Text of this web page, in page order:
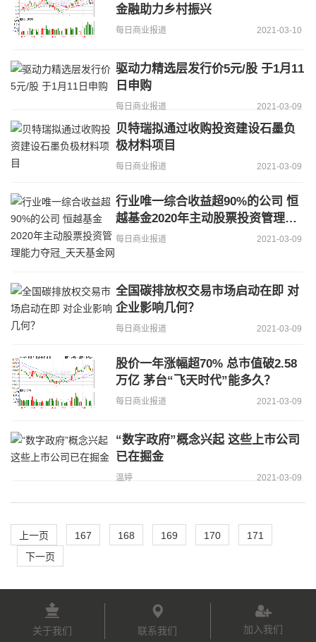
金融助力乡村振兴
每日商业报道 2021-03-10
驱动力精选层发行价5元/股 于1月11
日申购
每日商业报道 2021-03-09
贝特瑞拟通过收购投资建设石墨负
极材料项目
每日商业报道 2021-03-09
行业唯一综合收益超90%的公司 恒
越基金2020年主动股票投资管理能
力夺冠_天天基金网
每日商业报道 2021-03-09
全国碳排放权交易市场启动在即 对
企业影响几何？
每日商业报道 2021-03-09
股价一年涨幅超70% 总市值破2.58
万亿 茅台“飞天时代”能多久？
每日商业报道 2021-03-09
“数字政府”概念兴起 这些上市公司
已在掘金
温婷 2021-03-09
上一页 167 168 169 170
171
下一页
关于我们 联系我们 加入我们